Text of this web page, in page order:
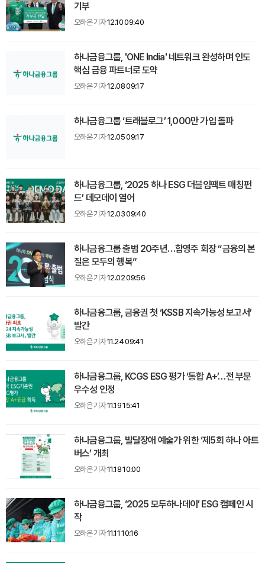
기부
오하은 기자12.10 09:40
하나금융그룹, 'ONE India' 네트워크 완성하며 인도
핵심 금융 파트너로 도약
오하은 기자12.08 09:17
하나금융그룹 ‘트래블로그’ 1,000만 가입 돌파
오하은 기자12.05 09:17
하나금융그룹, ‘2025 하나 ESG 더블임팩트 매칭펀
드’ 데모데이 열어
오하은 기자12.03 09:40
하나금융그룹 출범 20주년…함영주 회장 “금융의 본
질은 모두의 행복”
오하은 기자12.02 09:56
하나금융그룹, 금융권 첫 ‘KSSB 지속가능성 보고서’
발간
오하은 기자11.24 09:41
하나금융그룹, KCGS ESG 평가 ‘통합 A+’…전 부문
우수성 인정
오하은 기자11.19 15:41
하나금융그룹, 발달장애 예술가 위한 ‘제5회 하나 아트
버스’ 개최
오하은 기자11.18 10:00
하나금융그룹, ‘2025 모두하나데이’ ESG 캠페인 시
작
오하은 기자11.11 10:16